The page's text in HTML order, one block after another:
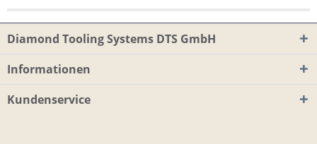
Diamond Tooling Systems DTS GmbH
Informationen
Kundenservice